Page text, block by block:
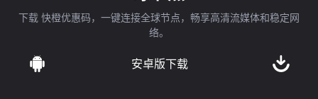
下载 快橙优惠码，一键连接全球节点，畅享高清流媒体和稳定网
络。
安卓版下载